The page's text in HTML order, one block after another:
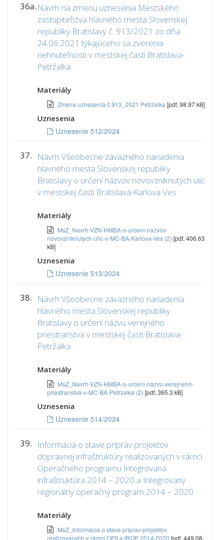
36a.Návrh na zmenu uznesenia Mestského
zastupiteľstva hlavného mesta Slovenskej
republiky Bratislavy č. 913/2021 zo dňa
24.06.2021 týkajúceho sa zverenia
nehnuteľnosti v mestskej časti Bratislava-
Petržalka
Materiály
Zmena uznesenia č.913_2021 Petržalka [pdf, 98.97 kB]
Uznesenia
Uznesenie 512/2024
37.
Návrh Všeobecne záväzného nariadenia
hlavného mesta Slovenskej republiky
Bratislavy o určení názvov novovzniknutých ulíc
v mestskej časti Bratislava-Karlova Ves
Materiály
MsZ_Navrh-VZN-HMBA-o-urceni-nazvov-
novovzniknutych-ulic-v-MC-BA-Karlova-Ves (2) [pdf, 406.63
kB]
Uznesenia
Uznesenie 513/2024
38.
Návrh Všeobecne záväzného nariadenia
hlavného mesta Slovenskej republiky
Bratislavy o určení názvu verejného
priestranstva v mestskej časti Bratislava-
Petržalka
Materiály
MsZ_Navrh-VZN-HMBA-o-urceni-nazvu-verejneho-
priestranstva-v-MC-BA-Petrzalka (2) [pdf, 365.3 kB]
Uznesenia
Uznesenie 514/2024
39.
Informácia o stave príprav projektov
dopravnej infraštruktúry realizovaných v rámci
Operačného programu Integrovaná
infraštruktúra 2014 – 2020 a Integrovaný
regionálny operačný program 2014 – 2020
Materiály
MsZ_Informácia o stave príprav projektov
realizovaných v rámci OPII a IROP 2014-2020 [pdf, 449.08